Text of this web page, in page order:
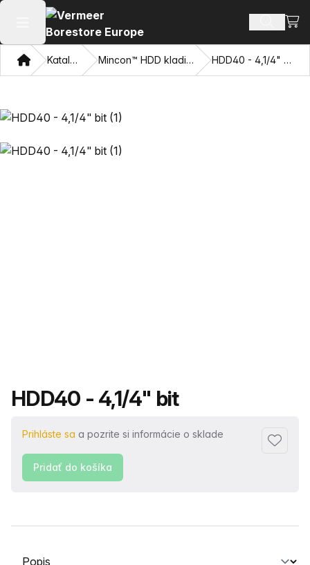
Otvoriť hlavné menu Hľadať
Domov Katalóg Mincon™ HDD kladivá HDD40 - 4,1/4" bit
Názov produktu
HDD40 - 4,1/4" bit
Prihláste sa a pozrite si informácie o sklade
Pridať
Pridať do košíka
Vyberte kartu